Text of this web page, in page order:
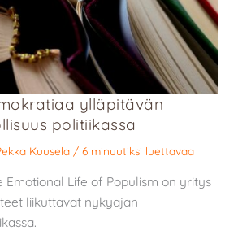
ylläpitävän
politiikassa
Kuusela / 6 minuutiksi luettavaa
Emotional Life of Populism on yritys
liikuttavat nykyajan